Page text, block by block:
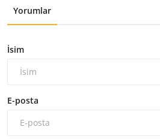
Yorumlar
İsim
E-posta